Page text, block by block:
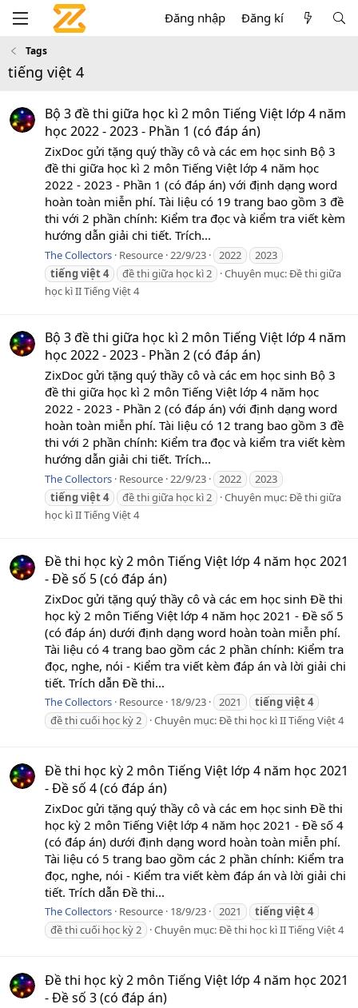
Đăng nhập Đăng kí
Tags
tiếng việt 4
Bộ 3 đề thi giữa học kì 2 môn Tiếng Việt lớp 4 năm
học 2022 - 2023 - Phần 1 (có đáp án)
ZixDoc gửi tặng quý thầy cô và các em học sinh Bộ 3
đề thi giữa học kì 2 môn Tiếng Việt lớp 4 năm học
2022 - 2023 - Phần 1 (có đáp án) với định dạng word
hoàn toàn miễn phí. Tài liệu có 19 trang bao gồm 3 đề
thi với 2 phần chính: Kiểm tra đọc và kiểm tra viết kèm
hướng dẫn giải chi tiết. Trích...
The Collectors Resource 22/9/23 2022
2023
tiếngviệt4 đề thi giữa học kì 2 Chuyên mục:Đề thi giữa
học kì II Tiếng Việt 4
Bộ 3 đề thi giữa học kì 2 môn Tiếng Việt lớp 4 năm
học 2022 - 2023 - Phần 2 (có đáp án)
ZixDoc gửi tặng quý thầy cô và các em học sinh Bộ 3
đề thi giữa học kì 2 môn Tiếng Việt lớp 4 năm học
2022 - 2023 - Phần 2 (có đáp án) với định dạng word
hoàn toàn miễn phí. Tài liệu có 12 trang bao gồm 3 đề
thi với 2 phần chính: Kiểm tra đọc và kiểm tra viết kèm
hướng dẫn giải chi tiết. Trích...
The Collectors Resource 22/9/23 2022
2023
tiếngviệt4 đề thi giữa học kì 2 Chuyên mục:Đề thi giữa
học kì II Tiếng Việt 4
Đề thi học kỳ 2 môn Tiếng Việt lớp 4 năm học 2021
- Đề số 5 (có đáp án)
ZixDoc gửi tặng quý thầy cô và các em học sinh Đề thi
học kỳ 2 môn Tiếng Việt lớp 4 năm học 2021 - Đề số 5
(có đáp án) dưới định dạng word hoàn toàn miễn phí.
Tài liệu có 4 trang bao gồm các 2 phần chính: Kiểm tra
đọc, nghe, nói - Kiểm tra viết kèm đáp án và lời giải chi
tiết. Trích dẫn Đề thi...
The Collectors Resource 18/9/23 2021 tiếngviệt4
đề thi cuối học kỳ 2
Chuyên mục:Đề thi học kì II Tiếng Việt 4
Đề thi học kỳ 2 môn Tiếng Việt lớp 4 năm học 2021
- Đề số 4 (có đáp án)
ZixDoc gửi tặng quý thầy cô và các em học sinh Đề thi
học kỳ 2 môn Tiếng Việt lớp 4 năm học 2021 - Đề số 4
(có đáp án) dưới định dạng word hoàn toàn miễn phí.
Tài liệu có 5 trang bao gồm các 2 phần chính: Kiểm tra
đọc, nghe, nói - Kiểm tra viết kèm đáp án và lời giải chi
tiết. Trích dẫn Đề thi...
The Collectors Resource 18/9/23 2021 tiếngviệt4
đề thi cuối học kỳ 2
Chuyên mục:Đề thi học kì II Tiếng Việt 4
Đề thi học kỳ 2 môn Tiếng Việt lớp 4 năm học 2021
- Đề số 3 (có đáp án)